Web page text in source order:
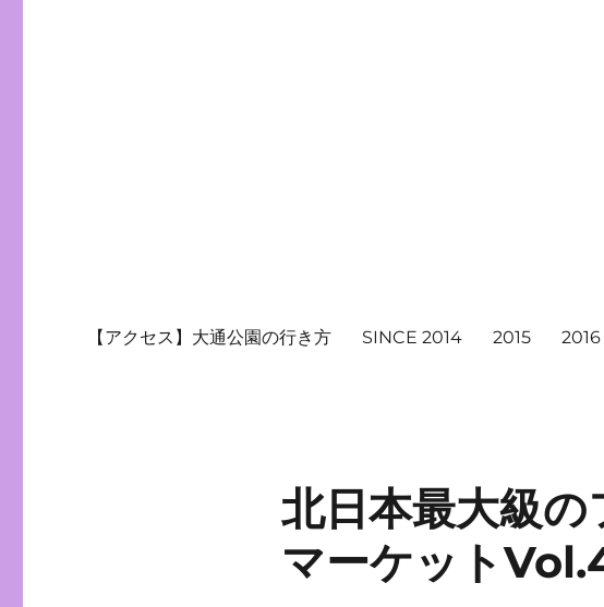
【アクセス】大通公園の行き方 SINCE 2014 2015 2016
北日本最大級
マーケット